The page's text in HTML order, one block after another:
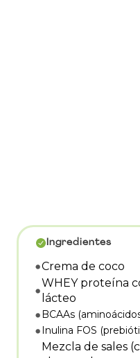
Ingredientes
Crema de coco
WHEY proteína
lácteo
BCAAs
Inulina FOS
Mezcla de sales